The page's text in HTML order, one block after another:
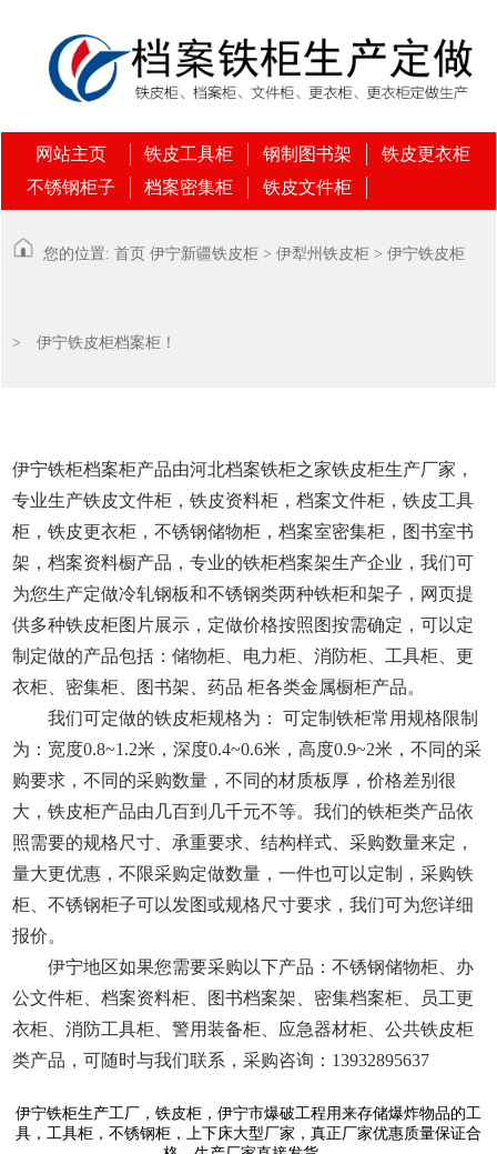
网站主页 铁皮工具柜 钢制图书架
铁皮更衣柜
不锈钢柜子
档案密集柜 铁皮文件柜
您的位置: 首页 伊宁新疆铁皮柜 > 伊犁州铁皮柜 > 伊宁铁皮柜
> 伊宁铁皮柜档案柜！
伊宁铁柜档案柜产品由河北档案铁柜之家铁皮柜生产厂家，
专业生产铁皮文件柜，铁皮资料柜，档案文件柜，铁皮工具
柜，铁皮更衣柜，不锈钢储物柜，档案室密集柜，图书室书
架，档案资料橱产品，专业的铁柜档案架生产企业，我们可
为您生产定做冷轧钢板和不锈钢类两种铁柜和架子，网页提
供多种铁皮柜图片展示，定做价格按照图按需确定，可以定
制定做的产品包括：储物柜、电力柜、消防柜、工具柜、更
衣柜、密集柜、图书架、药品 柜各类金属橱柜产品。
我们可定做的铁皮柜规格为： 可定制铁柜常用规格限制
为：宽度0.8~1.2米，深度0.4~0.6米，高度0.9~2米，不同的采
购要求，不同的采购数量，不同的材质板厚，价格差别很
大，铁皮柜产品由几百到几千元不等。我们的铁柜类产品依
照需要的规格尺寸、承重要求、结构样式、采购数量来定，
量大更优惠，不限采购定做数量，一件也可以定制，采购铁
柜、不锈钢柜子可以发图或规格尺寸要求，我们可为您详细
报价。
伊宁地区如果您需要采购以下产品：不锈钢储物柜、办
公文件柜、档案资料柜、图书档案架、密集档案柜、员工更
衣柜、消防工具柜、警用装备柜、应急器材柜、公共铁皮柜
类产品，可随时与我们联系，采购咨询：13932895637
伊宁铁柜生产工厂，铁皮柜，伊宁市爆破工程用来存储爆炸物品的工
具，工具柜，不锈钢柜，上下床大型厂家，真正厂家优惠质量保证合